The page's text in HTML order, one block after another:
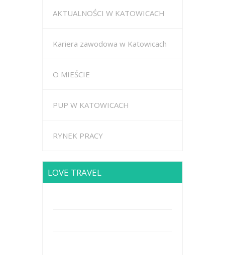
AKTUALNOŚCI W KATOWICACH
Kariera zawodowa w Katowicach
O MIEŚCIE
PUP W KATOWICACH
RYNEK PRACY
LOVE TRAVEL